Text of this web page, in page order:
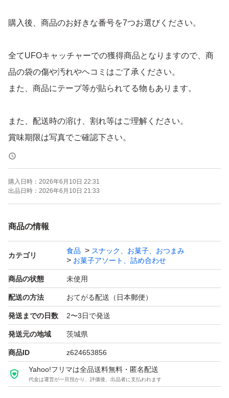
購入後、商品のお好きな番号を7つお選びください。
全てUFOキャッチャーでの獲得商品となりますので、商
品の袋の傷や汚れやヘコミはご了承ください。
また、商品にテープ等が貼られてる物もあります。
また、配送時の溶け、割れ等はご理解ください。
賞味期限は写真でご確認下さい。
バラ売り・値下げ不可です。
関係のないカテゴリー変更は規約違反の為対応致しかねま
す。
選択した組み合わせによっては外箱から出しての梱包とな
る場合があります。その際は事前にご相談させていただき
ます。
何か質問などございましたらお気軽にコメント下さい。
発送は仕事の関係上翌日発送になることが多いので御了承
ください。
仕事の都合で翌々日になることも稀にあるかと思います。
購入日時： 2026年6月10日 22:31
出品日時： 2026年6月10日 21:33
商品の情報
カテゴリ
食品
スナック、お菓子、おつまみ
お菓子アソート、詰め合わせ
商品の状態 未使用
配送の方法 おてがる配送（日本郵便）
発送までの日数 2〜3日で発送
発送元の地域 茨城県
商品ID z624653856
Yahoo!フリマは全品送料無料・匿名配送
代金は運営が一旦預かり、評価後、出品者に支払われます